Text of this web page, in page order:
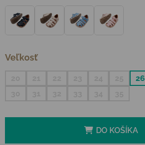
Veľkosť
26
DO KOŠÍKA